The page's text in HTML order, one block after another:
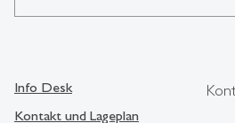
Info Desk
Kontakt und Lageplan